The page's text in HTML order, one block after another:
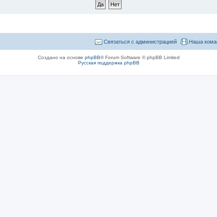
Наша
Связаться с администрацией
Создано на основе phpBB® Forum Software © phpBB Limited
Русская поддержка phpBB